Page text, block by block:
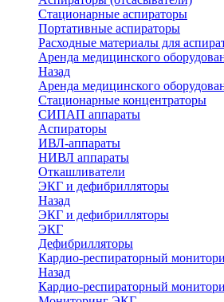
Стационарные аспираторы
Портативные аспираторы
Расходные материалы для
Аренда медицинского
Назад
Аренда медицинского
Стационарные концентраторы
СИПАП аппараты
Аспираторы
ИВЛ-аппараты
НИВЛ аппараты
Откашливатели
ЭКГ и дефибрилляторы
Назад
ЭКГ и дефибрилляторы
ЭКГ
Дефибрилляторы
Кардио-респираторный
Назад
Кардио-респираторный